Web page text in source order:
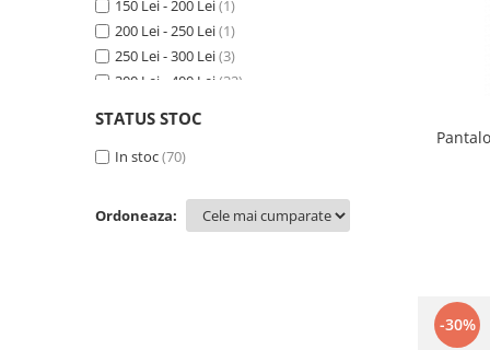
XXL (1)
150 Lei - 200 Lei(1)
200 Lei - 250 Lei(1)
250 Lei - 300 Lei(3)
300 Lei - 400 Lei (32)
500 Lei - 750 Lei
STATUS STOC
In stoc(70)
Ordoneaza:
-30%